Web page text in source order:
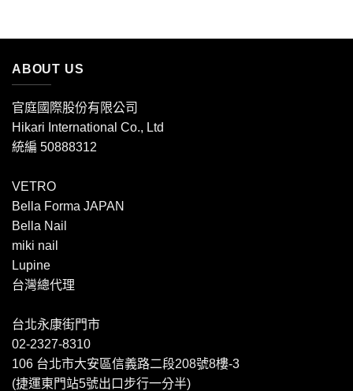
ABOUT US
官庭國際股份有限公司
Hikari International Co., Ltd
統編 50888312
VETRO
Bella Forma JAPAN
Bella Nail
miki nail
Lupine
台灣總代理
台北永康街門市
02-2327-8310
106 台北市大安區信義路二段208號8樓-3
(捷運東門站5號出口步行一分半)